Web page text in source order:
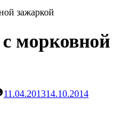
морковной
11.04.201314.10.2014